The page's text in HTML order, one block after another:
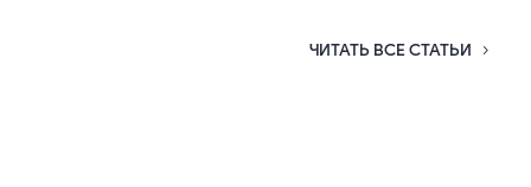
ЧИТАТЬ ВСЕ СТАТЬИ